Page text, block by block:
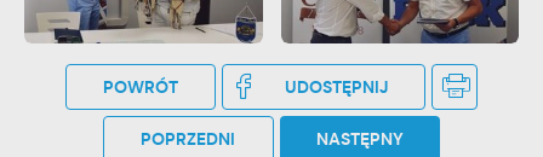
POWRÓT UDOSTĘPNIJ
POPRZEDNI NASTĘPNY